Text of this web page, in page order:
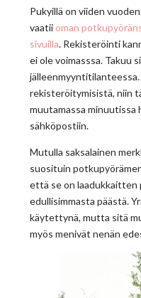
Pukyillä on viiden
vaatii oman
sivuilla. Rekisteröinti
ei ole voimasssa. Takuu
rekisteröitymisistä, niin
muutamassa
sähköpostiin.
Mutulla saksalainen
suosituin
että se on
edullisimmasta päästä.
käytettynä, mutta sitä
myös menivät nenän